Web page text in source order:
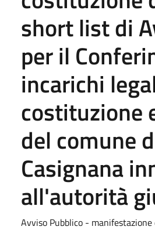
short list di
per il
incarichi
costituzione
del comune
Casignana
all'autorità
Avviso Pubblico -